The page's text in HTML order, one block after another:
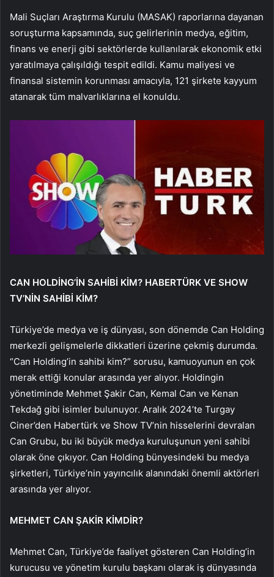
Mali Suçları Araştırma Kurulu (MASAK) raporlarına dayanan
soruşturma kapsamında, suç gelirlerinin medya, eğitim,
finans ve enerji gibi sektörlerde kullanılarak ekonomik etki
yaratılmaya çalışıldığı tespit edildi. Kamu maliyesi ve
finansal sistemin korunması amacıyla, 121 şirkete kayyum
atanarak tüm malvarlıklarına el konuldu.
CAN HOLDİNG’İN SAHİBİ KİM? HABERTÜRK VE SHOW
TV’NİN SAHİBİ KİM?
Türkiye’de medya ve iş dünyası, son dönemde Can Holding
merkezli gelişmelerle dikkatleri üzerine çekmiş durumda.
“Can Holding’in sahibi kim?” sorusu, kamuoyunun en çok
merak ettiği konular arasında yer alıyor. Holdingin
yönetiminde Mehmet Şakir Can, Kemal Can ve Kenan
Tekdağ gibi isimler bulunuyor. Aralık 2024’te Turgay
Ciner’den Habertürk ve Show TV’nin hisselerini devralan
Can Grubu, bu iki büyük medya kuruluşunun yeni sahibi
olarak öne çıkıyor. Can Holding bünyesindeki bu medya
şirketleri, Türkiye’nin yayıncılık alanındaki önemli aktörleri
arasında yer alıyor.
MEHMET CAN ŞAKİR KİMDİR?
Mehmet Can, Türkiye’de faaliyet gösteren Can Holding’in
kurucusu ve yönetim kurulu başkanı olarak iş dünyasında